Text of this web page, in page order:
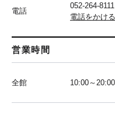
電話
052-264-8111
電話をかける
営業時間
全館 10:00～